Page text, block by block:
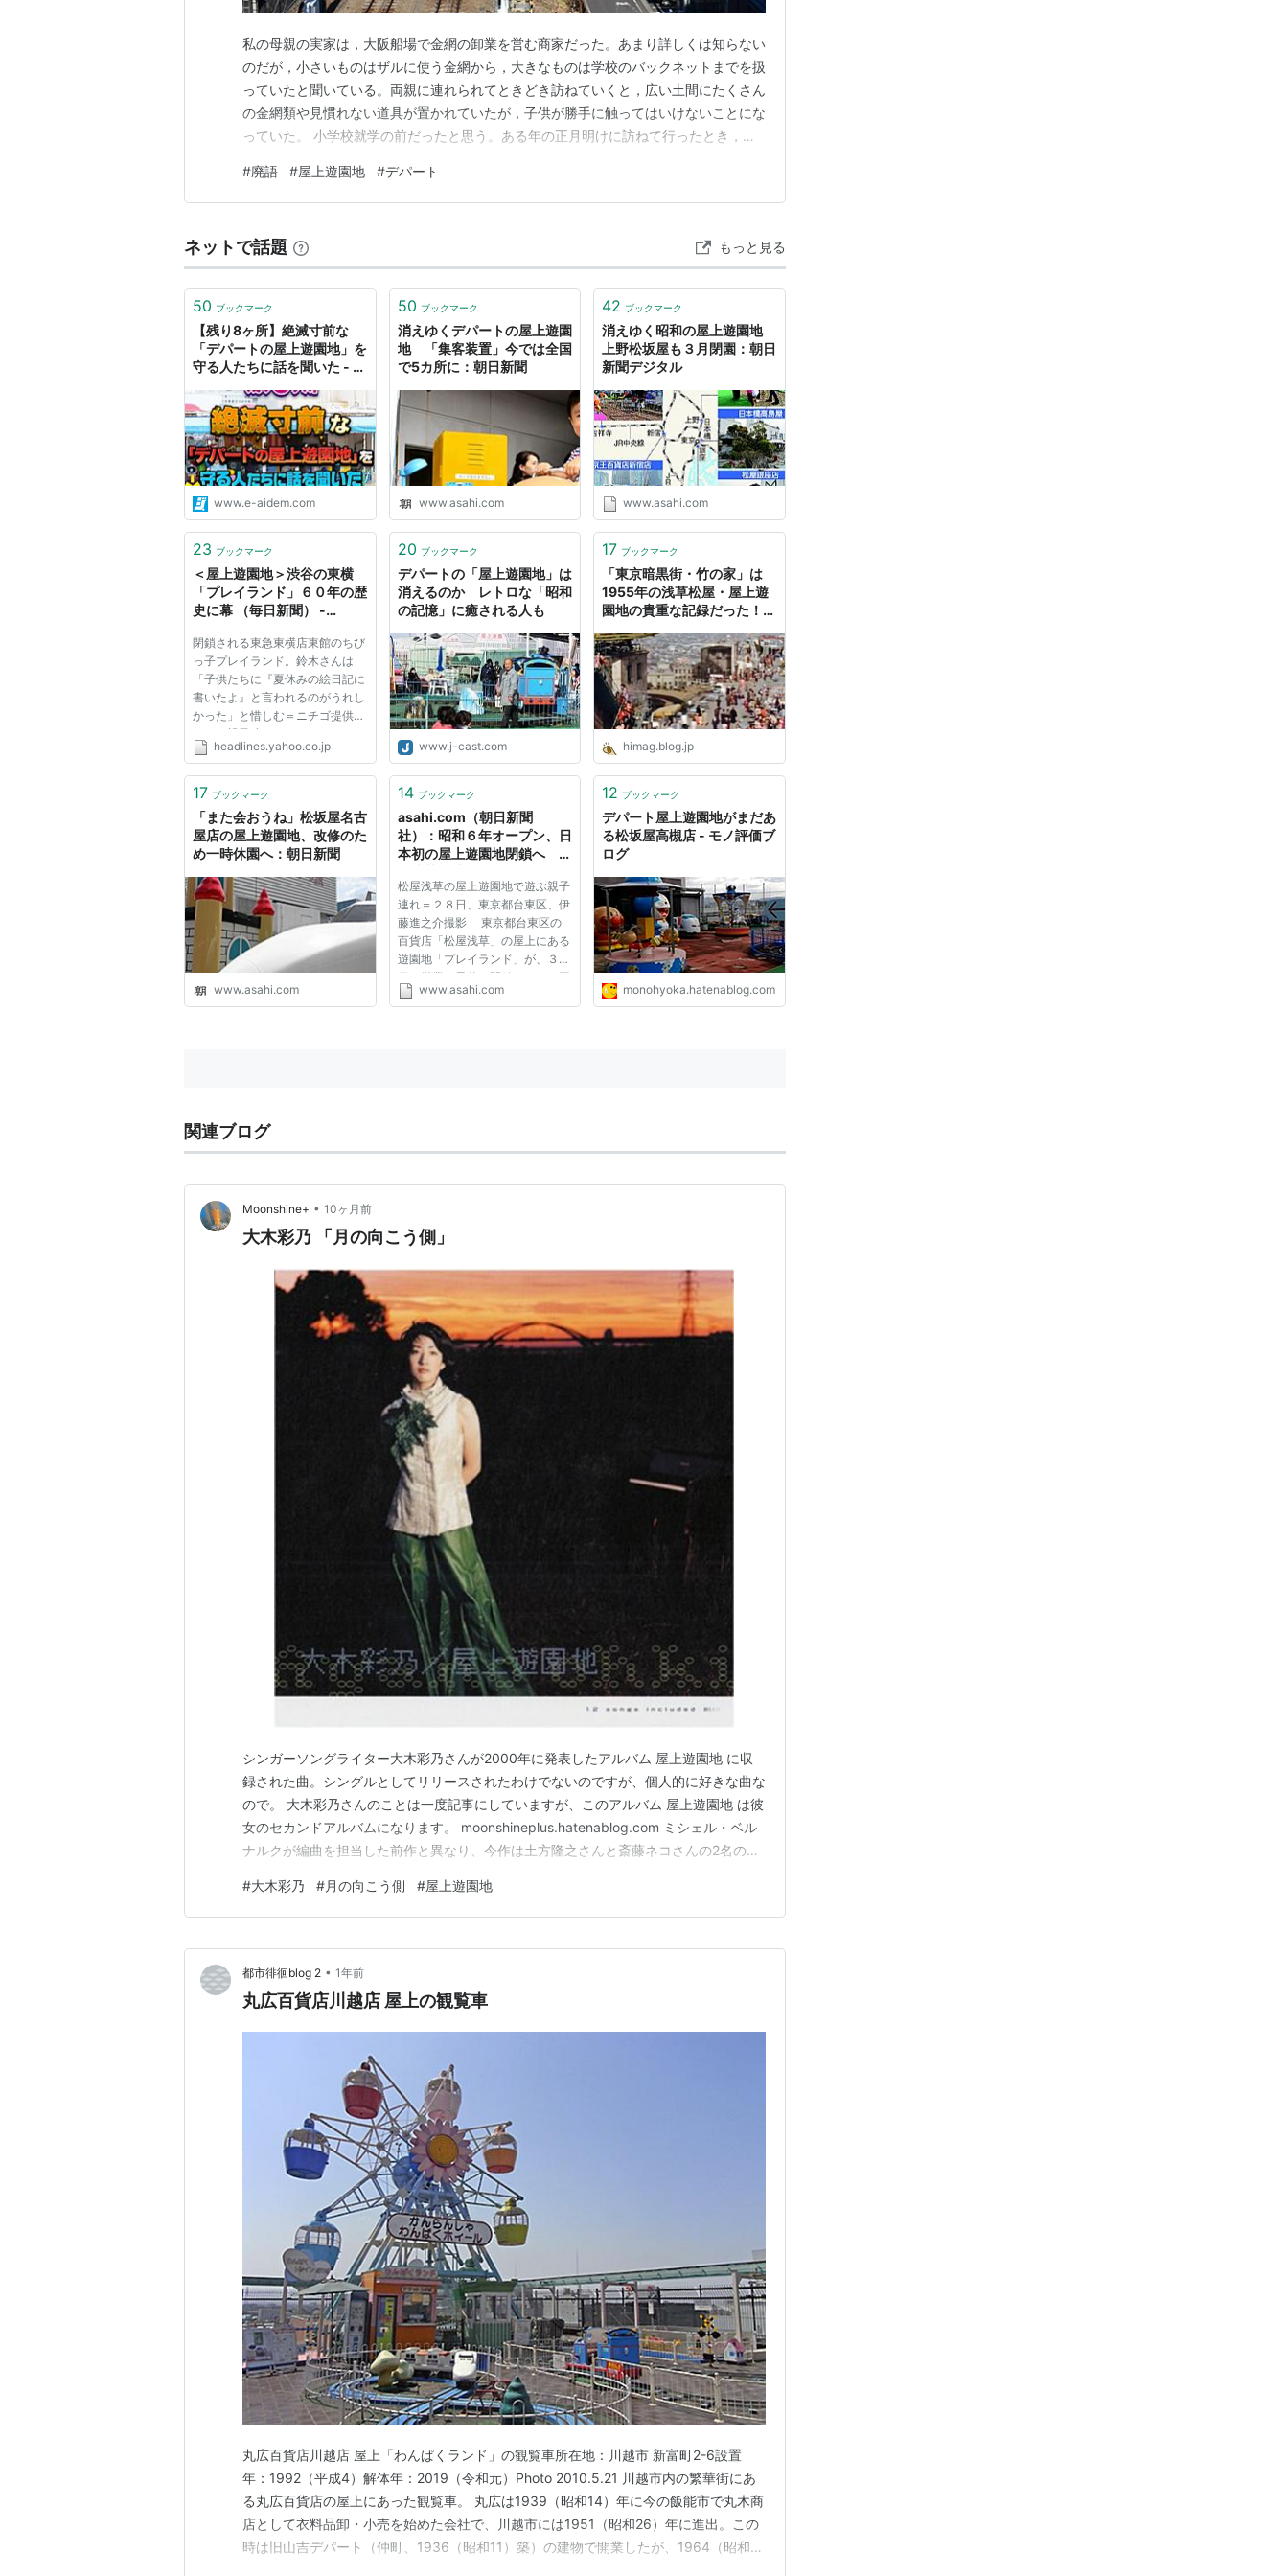
私の母親の実家は，大阪船場で金網の卸業を営む商家だった。あまり詳しくは知らない
のだが，小さいものはザルに使う金網から，大きなものは学校のバックネットまでを扱
っていたと聞いている。両親に連れられてときどき訪ねていくと，広い土間にたくさん
の金網類や見慣れない道具が置かれていたが，子供が勝手に触ってはいけないことにな
っていた。 小学校就学の前だったと思う。ある年の正月明けに訪ねて行ったとき，私
でははっきりした記憶がなく，あとで父親の撮った写真を見てわかったことだからだ。
母親の実家とはいえそんなにベタベタした付き合いでもなか…
#廃語 #屋上遊園地 #デパート
ネットで話題 もっと見る
50 ブックマーク
【残り8ヶ所】絶滅寸前な
「デパートの屋上遊園地」を
守る人たちに話を聞いた - イ
www.e-aidem.com
50 ブックマーク
消えゆくデパートの屋上遊園
地 「集客装置」今では全国
で5カ所に：朝日新聞
www.asahi.com
42 ブックマーク
消えゆく昭和の屋上遊園地
上野松坂屋も３月閉園：朝日
新聞デジタル
www.asahi.com
23 ブックマーク
＜屋上遊園地＞渋谷の東横
「プレイランド」６０年の歴
史に幕 （毎日新聞） -
閉鎖される東急東横店東館のちび
っ子プレイランド。鈴木さんは
「子供たちに『夏休みの絵日記に
書いたよ』と言われるのがうれし
かった」と惜しむ＝ニチゴ提供
かつて親子連れでにぎわったデパ
ートの屋上遊園地が、また一つ消
京・渋谷。駅に直結した東急百貨
店東横店東館が今月末で閉店する
の...
headlines.yahoo.co.jp
20 ブックマーク
デパートの「屋上遊園地」は
消えるのか レトロな「昭和
の記憶」に癒される人も
www.j-cast.com
17 ブックマーク
「東京暗黒街・竹の家」は
1955年の浅草松屋・屋上遊
園地の貴重な記録だった！！
himag.blog.jp
17 ブックマーク
「また会おうね」松坂屋名古
屋店の屋上遊園地、改修のた
め一時休園へ：朝日新聞
www.asahi.com
14 ブックマーク
asahi.com（朝日新聞
社）：昭和６年オープン、日
本初の屋上遊園地閉鎖へ 松
松屋浅草の屋上遊園地で遊ぶ親子
連れ＝２８日、東京都台東区、伊
藤進之介撮影 東京都台東区の
百貨店「松屋浅草」の屋上にある
遊園地「プレイランド」が、３１
日の営業を最後に閉鎖される。同
百貨店が開業した１９３１（昭和
www.asahi.com
12 ブックマーク
デパート屋上遊園地がまだあ
る松坂屋高槻店 - モノ評価ブ
ログ
monohyoka.hatenablog.com
関連ブログ
Moonshine+ • 10ヶ月前
大木彩乃 「月の向こう側」
シンガーソングライター大木彩乃さんが2000年に発表したアルバム 屋上遊園地 に収
録された曲。シングルとしてリリースされたわけでないのですが、個人的に好きな曲な
ので。 大木彩乃さんのことは一度記事にしていますが、このアルバム 屋上遊園地 は彼
女のセカンドアルバムになります。 moonshineplus.hatenablog.com ミシェル・ベル
ナルクが編曲を担当した前作と異なり、今作は土方隆之さんと斎藤ネコさんの2名のア
アノとストリングスを中心としたアレンジとなっていて、この曲「月の向こう側」は後
者のほう。 大木さ…
#大木彩乃 #月の向こう側 #屋上遊園地
都市徘徊blog 2 • 1年前
丸広百貨店川越店 屋上の観覧車
丸広百貨店川越店 屋上「わんぱくランド」の観覧車所在地：川越市 新富町2-6設置
年：1992（平成4）解体年：2019（令和元）Photo 2010.5.21 川越市内の繁華街にあ
る丸広百貨店の屋上にあった観覧車。 丸広は1939（昭和14）年に今の飯能市で丸木商
店として衣料品卸・小売を始めた会社で、川越市には1951（昭和26）年に進出。この
時は旧山吉デパート（仲町、1936（昭和11）築）の建物で開業したが、1964（昭和